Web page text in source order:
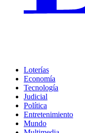
Loterías
Economía
Tecnología
Judicial
Política
Entretenimiento
Mundo